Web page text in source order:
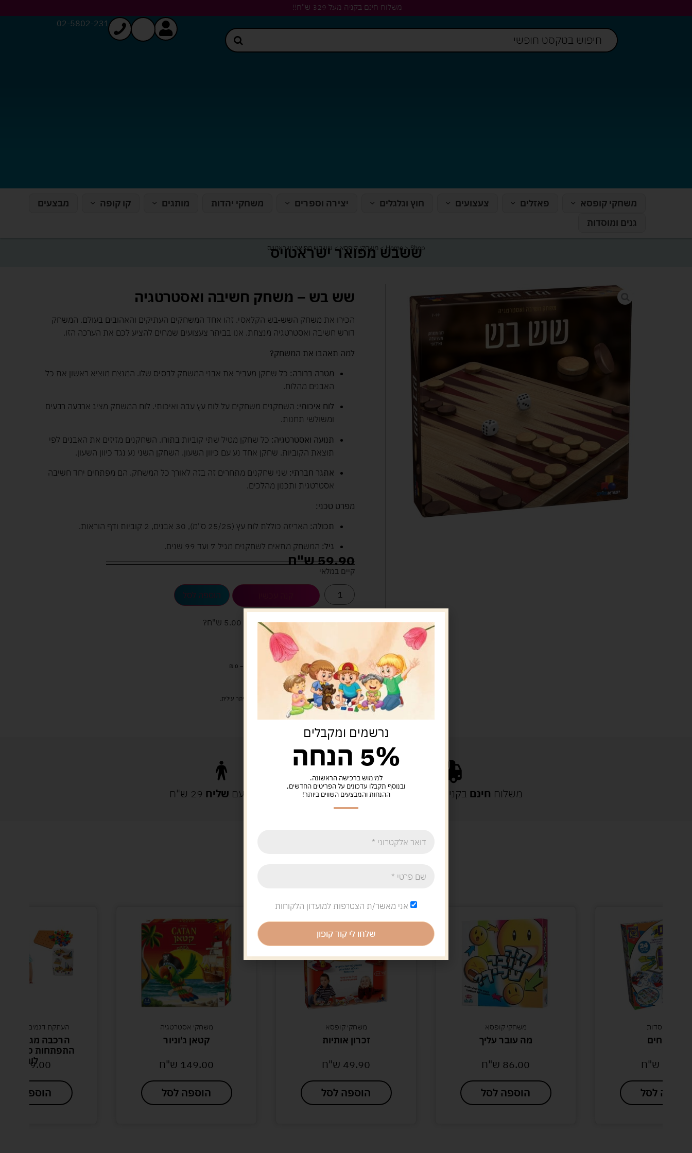
משלוח חינם בקניה מעל 329 ש"ח!!
02-5802-231
משחקי קופסא פאזלים צעצועים חוץ וגלגלים יצירה וספרים משחקי יהדות מותגים קו קופה
מבצעים
גנים ומוסדות
Home>Shop
> משחקי קופסא> ששבש מפואר ישראטויס
ששבש מפואר ישראטויס
שש בש – משחק חשיבה ואסטרטגיה
הכירו את משחק השש-בש הקלאסי. זהו אחד המשחקים העתיקים והאהובים בעולם. המשחק
דורש חשיבה ואסטרטגיה מנצחת. אנו בביתר צעצועים שמחים להציע לכם את הערכה הזו.
למה תאהבו את המשחק?
מטרה ברורה: כל שחקן מעביר את אבני המשחק לבסיס שלו. המנצח מוציא ראשון את כל
האבנים מהלוח.
לוח איכותי: השחקנים משחקים על לוח עץ עבה ואיכותי. לוח המשחק מציג ארבעה רבעים
ומשולשי תחנות.
תנועה ואסטרטגיה: כל שחקן מטיל שתי קוביות בתורו. השחקנים מזיזים את האבנים לפי
תוצאת הקוביות. שחקן אחד נע עם כיוון השעון. השחקן השני נע נגד כיוון השעון.
אתגר חברתי: שני שחקנים מתחרים זה בזה לאורך כל המשחק. הם מפתחים יחד חשיבה
אסטרטגית ותכנון מהלכים.
מפרט טכני:
תכולה: האריזה כוללת לוח עץ (25/25 ס"מ), 30 אבנים, 2 קוביות ודף הוראות.
גיל: המשחק מתאים לשחקנים מגיל 7 ועד 99 שנים.
59.90ש"ח
קיים במלאי
הוספה לסל
לארוז את המוצר באריזת מתנה 5.00 ש"ח ?
מעל 329 ש"ח, משלוח עם שליח עד הבית חינם! – 0 ₪
משלוח עם שליח עד הבית: 29 ש"ח
זמן אספקה: עד 4 ימי עסקים.
איסוף עצמי: מ"ביתר טויס" רחוב בניין דוד 18, ביתר עילית.
משלוח חינם בקנייה מעל 329 ש"ח משלוח עם שליח 29 ש"ח
מוצרים קשורים
גנים ומוסדות
המומחים
ש"ח
הוספה לסל
משחקי קופסא
מה עובר עליך
86.00 ש"ח
הוספה לסל
משחקי קופסא
זכרון אותיות
49.90 ש"ח
הוספה לסל
משחקי אסטרטגיה
קטאן ג'וניור
149.00 ש"ח
הוספה לסל
העתקת דגמים משחקי
הרכבה מגדלים
לוחות59.00
הוספה לסל
נרשמים ומקבלים
5% הנחה
למימוש ברכישה הראשונה.
ובנוסף תקבלו עדכונים על הפריטים החדשים,
ההנחות והמבצעים השווים ביותר!
אני מאשר/ת הצטרפות למועדון הלקוחות
שלחו לי קוד קופון